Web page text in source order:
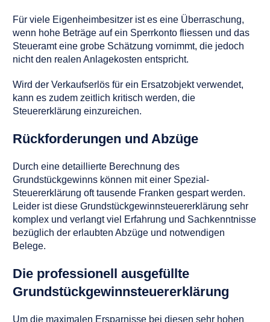
Für viele Eigenheimbesitzer ist es eine Überraschung,
wenn hohe Beträge auf ein Sperrkonto fliessen und das
Steueramt eine grobe Schätzung vornimmt, die jedoch
nicht den realen Anlagekosten entspricht.
Wird der Verkaufserlös für ein Ersatzobjekt verwendet,
kann es zudem zeitlich kritisch werden, die
Steuererklärung einzureichen.
Rückforderungen und Abzüge
Durch eine detaillierte Berechnung des
Grundstückgewinns können mit einer Spezial-
Steuererklärung oft tausende Franken gespart werden.
Leider ist diese Grundstückgewinnsteuererklärung sehr
komplex und verlangt viel Erfahrung und Sachkenntnisse
bezüglich der erlaubten Abzüge und notwendigen
Belege.
Die professionell ausgefüllte
Grundstückgewinnsteuererklärung
Um die maximalen Ersparnisse bei diesen sehr hohen